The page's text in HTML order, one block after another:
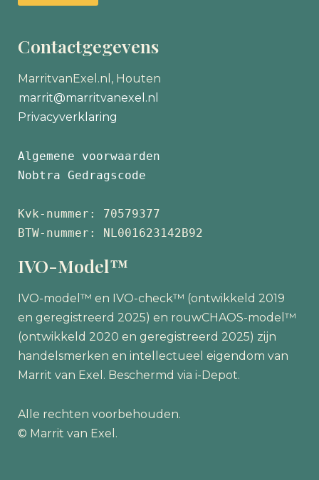
Contactgegevens
MarritvanExel.nl, Houten
marrit@marritvanexel.nl
Privacyverklaring
Algemene voorwaarden
Nobtra Gedragscode
Kvk-nummer: 70579377
BTW-nummer: NL001623142B92
IVO-Model™
IVO-model™ en IVO-check™ (ontwikkeld 2019
en geregistreerd 2025) en rouwCHAOS-model™
(ontwikkeld 2020 en geregistreerd 2025) zijn
handelsmerken en intellectueel eigendom van
Marrit van Exel. Beschermd via i-Depot.
Alle rechten voorbehouden.
© Marrit van Exel.